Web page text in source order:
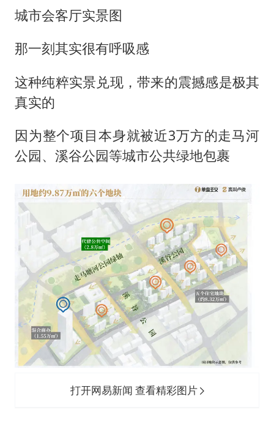
城市会客厅实景图
那一刻其实很有呼吸感
这种纯粹实景兑现，带来的震撼感是极其
真实的
因为整个项目本身就被近3万方的走马河
公园、溪谷公园等城市公共绿地包裹
打开网易新闻 查看精彩图片